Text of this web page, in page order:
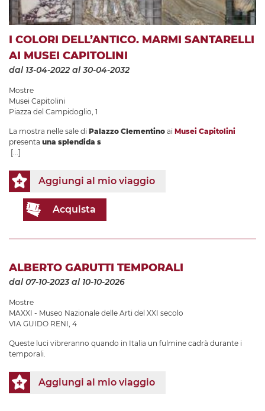
I COLORI DELL’ANTICO. MARMI SANTARELLI
AI MUSEI CAPITOLINI
dal 13-04-2022 al 30-04-2032
Mostre
Musei Capitolini
Piazza del Campidoglio, 1
La mostra nelle sale di Palazzo Clementino ai Musei Capitolini
presenta una splendida s
[...]
Aggiungi al mio viaggio
Acquista
ALBERTO GARUTTI TEMPORALI
dal 07-10-2023al 10-10-2026
Mostre
MAXXI - Museo Nazionale delle Arti del XXI secolo
VIA GUIDO RENI, 4
Queste luci vibreranno quando in Italia un fulmine cadrà durante i
temporali.
Aggiungi al mio viaggio